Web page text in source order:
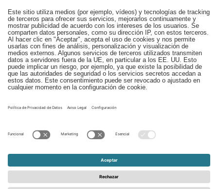
Contacto
EDI
Aviso legal
Canal de Denuncias
Condiciones generales